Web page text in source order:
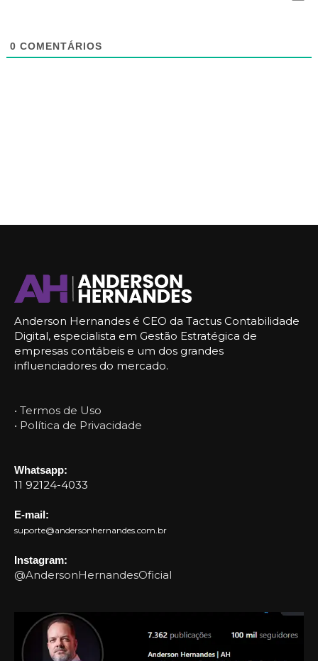
0 COMENTÁRIOS
Anderson Hernandes é CEO da Tactus Contabilidade
Digital, especialista em Gestão Estratégica de
empresas contábeis e um dos grandes
influenciadores do mercado.
• Termos de Uso
• Política de Privacidade
Whatsapp:
11 92124-4033
E-mail:
suporte@andersonhernandes.com.br
Instagram:
@AndersonHernandesOficial